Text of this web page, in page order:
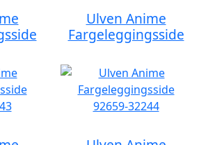
Ulven Anime
Fargeleggingsside